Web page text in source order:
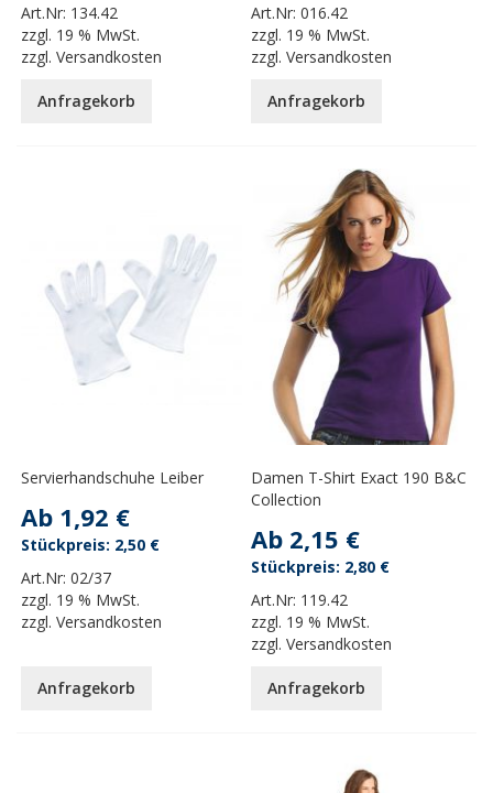
Art.Nr: 134.42
zzgl. 19 % MwSt.
zzgl.Versandkosten
Anfragekorb
Art.Nr:016.42
zzgl. 19 % MwSt.
zzgl.Versandkosten
Anfragekorb
Servierhandschuhe Leiber
Ab 1,92 €
Art.Nr:02/37
zzgl. 19 % MwSt.
zzgl.Versandkosten
2,50 €
Anfragekorb
Damen T-Shirt Exact 190 B&C
Collection
Ab 2,15 €
Art.Nr: 119.42
zzgl. 19 % MwSt.
zzgl.Versandkosten
2,80 €
Anfragekorb